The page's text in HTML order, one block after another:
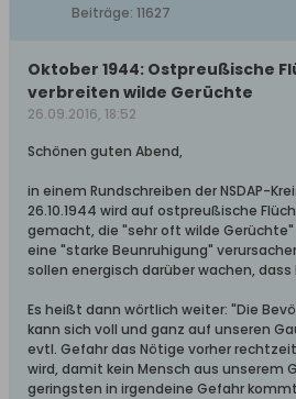
Beiträge: 11627
Oktober 1944: Ostpreußische
verbreiten wilde Gerüchte
26.09.2016, 18:52
Schönen guten Abend,
in einem Rundschreiben der NSDAP-
26.10.1944 wird auf ostpreußische
gemacht, die "sehr oft wilde
eine "starke Beunruhigung"
sollen energisch darüber wachen,
Es heißt dann wörtlich weiter: "Die
kann sich voll und ganz auf unseren
evtl. Gefahr das Nötige vorher
wird, damit kein Mensch aus unserem
geringsten in irgendeine Gefahr